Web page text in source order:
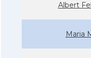
Albert
Maria